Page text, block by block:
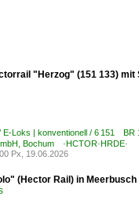
"Herzog" (151 133) mit
E-Loks | konventionell / 6 151
Bochum ·HCTOR·HRDE·
Px, 19.06.2026
(Hector Rail) in